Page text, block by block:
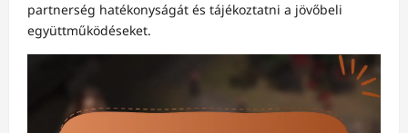
partnerség hatékonyságát és tájékoztatni a jövőbeli
együttműködéseket.